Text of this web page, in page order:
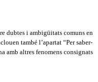
dubtes i ambigüitats comuns en
també l’apartat “Per saber-
amb altres fenomens consignats